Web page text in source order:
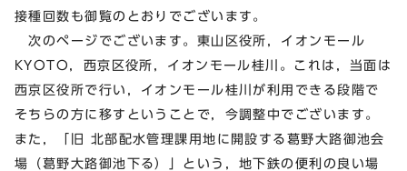
接種回数も御覧のとおりでございます。
次のページでございます。東山区役所，イオンモール
KYOTO，西京区役所，イオンモール桂川。これは，当面は
西京区役所で行い，イオンモール桂川が利用できる段階で
そちらの方に移すということで，今調整中でございます。
また，「旧 北部配水管理課用地に開設する葛野大路御池会
場（葛野大路御池下る）」という，地下鉄の便利の良い場